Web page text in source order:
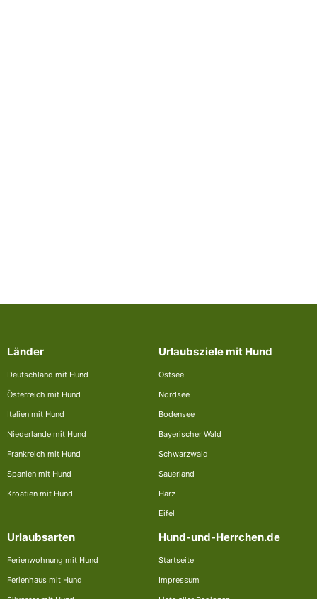
Länder
Deutschland mit Hund
Österreich mit Hund
Italien mit Hund
Niederlande mit Hund
Frankreich mit Hund
Spanien mit Hund
Kroatien mit Hund
Urlaubsziele mit Hund
Ostsee
Nordsee
Bodensee
Bayerischer Wald
Schwarzwald
Sauerland
Harz
Eifel
Urlaubsarten
Ferienwohnung mit Hund
Ferienhaus mit Hund
Hund-und-Herrchen.de
Startseite
Impressum